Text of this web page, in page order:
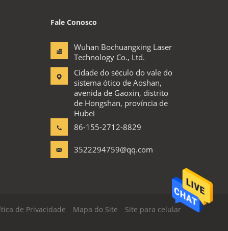
Fale Conosco
Wuhan Bochuangxing Laser
Technology Co., Ltd.
Cidade do século do vale do
sistema ótico de Aoshan,
avenida de Gaoxin, distrito
de Hongshan, província de
Hubei
86-155-2712-8829
3522294759@qq.com
de Privacidade Mapa do Site Site para celular